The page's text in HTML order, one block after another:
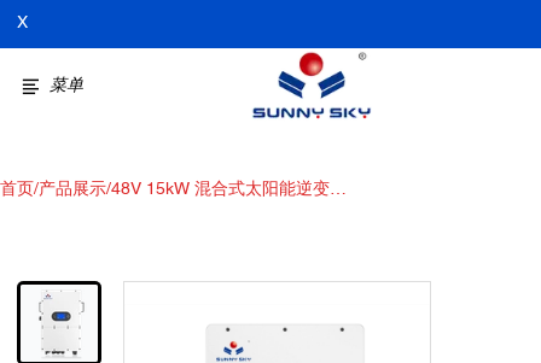
X
菜单
首页 /产品展示/48V 15kW 混合式太阳能逆变器